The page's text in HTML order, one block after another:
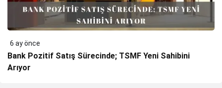
6 ay önce
Bank Pozitif Satış Sürecinde; TSMF Yeni Sahibini
Arıyor